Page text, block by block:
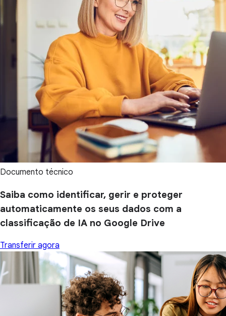
Documento técnico
Saiba como identificar, gerir e proteger
automaticamente os seus dados com a
classificação de IA no Google Drive
Transferir agora